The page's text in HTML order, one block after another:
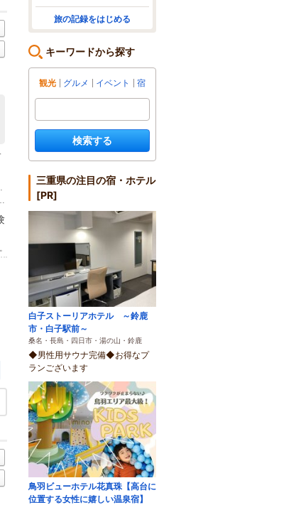
のある古民家が店舗です。目の前に駐車場あり（最大５台）
通り過ぎ、折り返してから右折で進入してください。
空き状況・料金を見る
旅の記録をはじめる
キーワードから探す
観光 グルメ イベント 宿
検索する
三重県の注目の宿・ホテル
[PR]
白子ストーリアホテル ～鈴鹿
市・白子駅前～
桑名・長島・四日市・湯の山・鈴鹿
◆男性用サウナ完備◆お得なプ
ランございます
鳥羽ビューホテル花真珠【高台に
位置する女性に嬉しい温泉宿】